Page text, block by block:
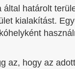
határolt
kialakítást.
az, hogy az